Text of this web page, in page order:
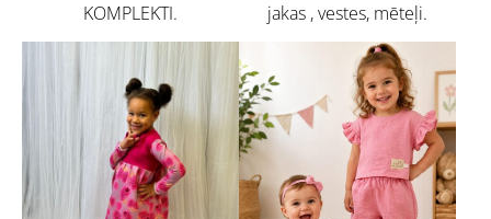
KOMPLEKTI.
jakas , vestes, mēteļi.